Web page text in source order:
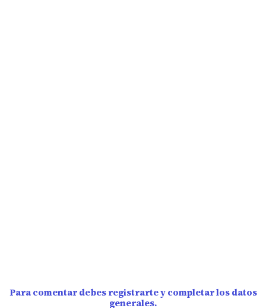
Para comentar debes registrarte y completar los datos
generales.